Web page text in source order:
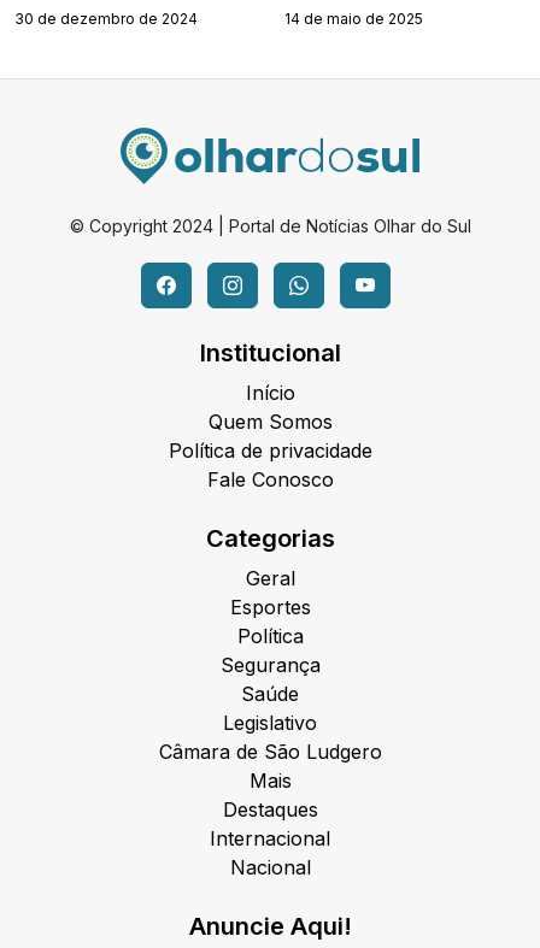
30 de dezembro de 2024 14 de maio de 2025
© Copyright 2024 | Portal de Notícias Olhar do Sul
Institucional
Início
Quem Somos
Política de privacidade
Fale Conosco
Categorias
Geral
Esportes
Política
Segurança
Saúde
Legislativo
Câmara de São Ludgero
Mais
Destaques
Internacional
Nacional
Anuncie Aqui!